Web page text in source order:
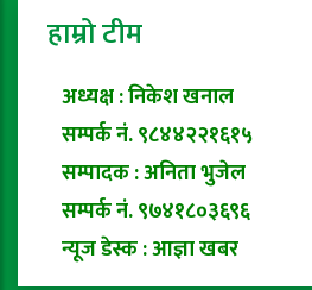
हाम्रो टीम
अध्यक्ष : निकेश खनाल
सम्पर्क नं. ९८४४२२१६१५
सम्पादक : अनिता भुजेल
सम्पर्क नं. ९७४१८०३६९६
न्यूज डेस्क : आज्ञा खबर